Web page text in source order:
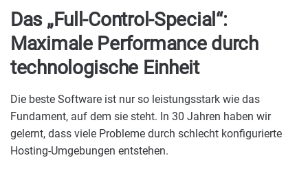
Das „Full-Control-Special“:
Maximale Performance durch
technologische Einheit
Die beste Software ist nur so leistungsstark wie das
Fundament, auf dem sie steht. In 30 Jahren haben wir
gelernt, dass viele Probleme durch schlecht konfigurierte
Hosting-Umgebungen entstehen.